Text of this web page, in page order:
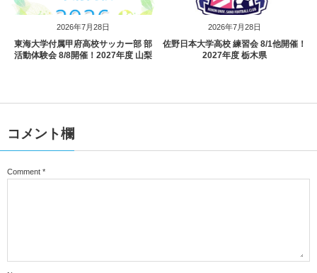
2026年7月28日
東海大学付属甲府高校サッカー部 部
活動体験会 8/8開催！2027年度 山梨
2026年7月28日
佐野日本大学高校 練習会 8/1他開催！
2027年度 栃木県
コメント欄
Comment *